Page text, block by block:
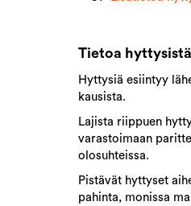
Tietoa hyttysistä
Hyttysiä esiintyy
kausista.
Lajista riippuen
varastoimaan
olosuhteissa.
Pistävät hyttyset
pahinta, monissa